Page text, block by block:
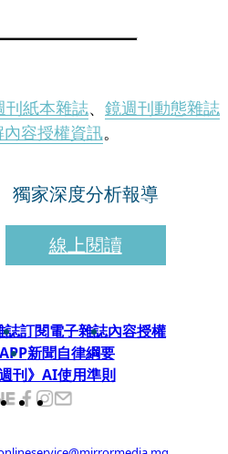
刊紙本雜誌、 鏡週刊動態雜誌
內容授權資訊。
獨家深度分析報導
線上閱讀
誌訂閱電子雜誌內容授權
新聞自律綱要
週刊》AI使用準則